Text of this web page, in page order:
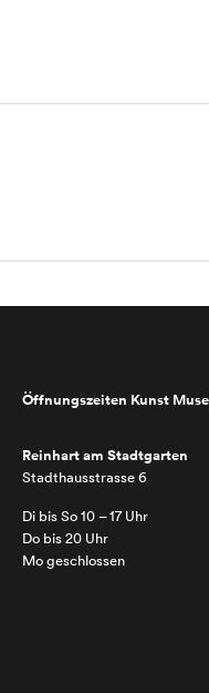
Öffnungszeiten Kunst
Reinhart am Stadtgarten
Stadthausstrasse 6
Di bis So 10 – 17 Uhr
Do bis 20 Uhr
Mo geschlossen